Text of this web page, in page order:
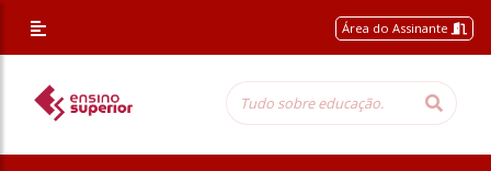
Área do Assinante